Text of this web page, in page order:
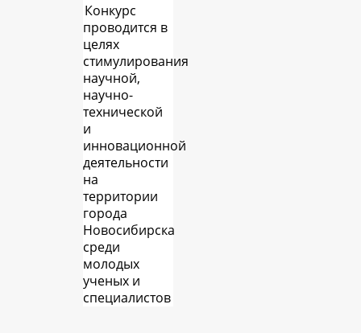
Конкурс
проводится в
целях
стимулирования
научной,
научно-
технической
и
инновационной
деятельности
на
территории
города
Новосибирска
среди
молодых
ученых и
специалистов